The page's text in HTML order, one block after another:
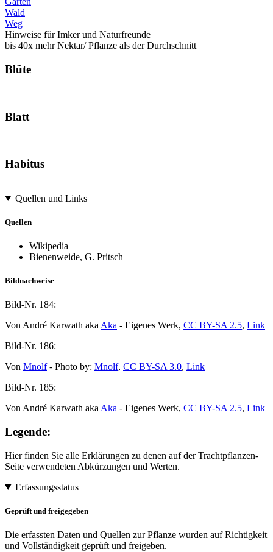
Wald
Weg
Hinweise für Imker und Naturfreunde
bis 40x mehr Nektar/ Pflanze als der Durchschnitt
Blüte
Blatt
Habitus
Quellen und Links
Quellen
Wikipedia
Bienenweide, G. Pritsch
Bildnachweise
Bild-Nr. 184:
Von André Karwath aka Aka - Eigenes Werk, CC BY-SA 2.5, Link
Bild-Nr. 186:
Von Mnolf- Photo by: Mnolf, CC BY-SA 3.0, Link
Bild-Nr. 185:
Von André Karwath aka Aka - Eigenes Werk, CC BY-SA 2.5, Link
Legende:
Hier finden Sie alle Erklärungen zu denen auf der Trachtpflanzen-
Seite verwendeten Abkürzungen und Werten.
Erfassungsstatus
Geprüft und freigegeben
Die erfassten Daten und Quellen zur Pflanze wurden auf Richtigkeit
und Vollständigkeit geprüft und freigeben.